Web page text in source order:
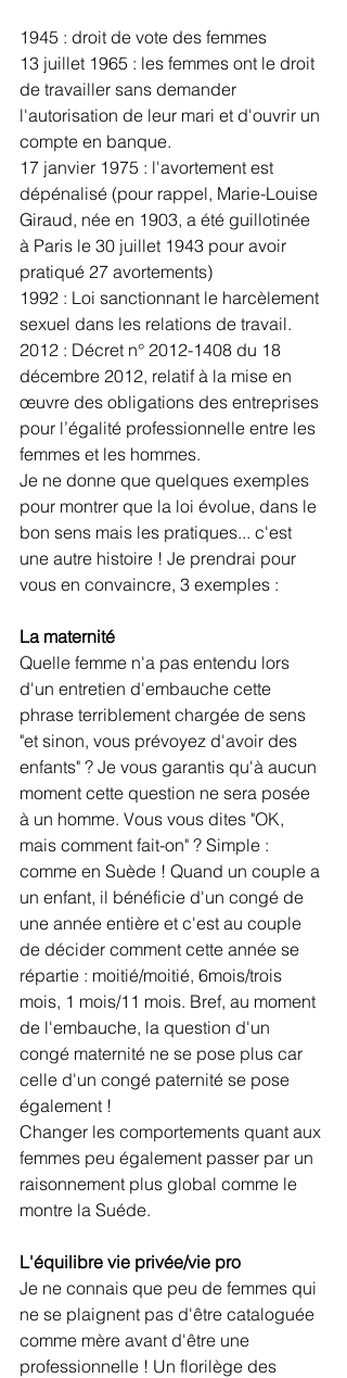
1945 : droit de vote des femmes
13 juillet 1965 : les femmes ont le droit
de travailler sans demander
l'autorisation de leur mari et d'ouvrir un
compte en banque.
17 janvier 1975 : l'avortement est
dépénalisé (pour rappel, Marie-Louise
Giraud, née en 1903, a été guillotinée
à Paris le 30 juillet 1943 pour avoir
pratiqué 27 avortements)
1992 : Loi sanctionnant le harcèlement
sexuel dans les relations de travail.
2012 : Décret n° 2012-1408 du 18
décembre 2012, relatif à la mise en
œuvre des obligations des entreprises
pour l’égalité professionnelle entre les
femmes et les hommes.
Je ne donne que quelques exemples
pour montrer que la loi évolue, dans le
bon sens mais les pratiques... c'est
une autre histoire ! Je prendrai pour
vous en convaincre, 3 exemples :
La maternité
Quelle femme n'a pas entendu lors
d'un entretien d'embauche cette
phrase terriblement chargée de sens
"et sinon, vous prévoyez d'avoir des
enfants" ? Je vous garantis qu'à aucun
moment cette question ne sera posée
à un homme. Vous vous dites "OK,
mais comment fait-on" ? Simple :
comme en Suède ! Quand un couple a
un enfant, il bénéficie d'un congé de
une année entière et c'est au couple
de décider comment cette année se
répartie : moitié/moitié, 6mois/trois
mois, 1 mois/11 mois. Bref, au moment
de l'embauche, la question d'un
congé maternité ne se pose plus car
celle d'un congé paternité se pose
également !
Changer les comportements quant aux
femmes peu également passer par un
raisonnement plus global comme le
montre la Suéde.
L'équilibre vie privée/vie pro
Je ne connais que peu de femmes qui
ne se plaignent pas d'être cataloguée
comme mère avant d'être une
professionnelle ! Un florilège des